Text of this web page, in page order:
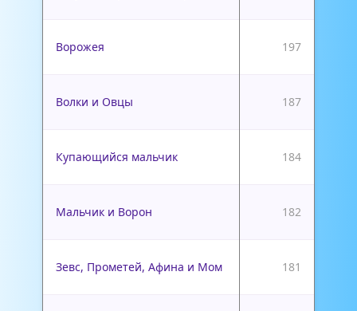
Ворожея 197
Волки и Овцы 187
Купающийся мальчик 184
Мальчик и Ворон 182
Зевс, Прометей, Афина и Мом 181